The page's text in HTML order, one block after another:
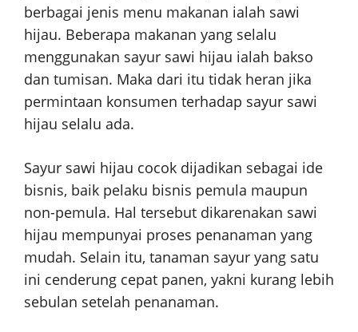
berbagai jenis menu makanan ialah sawi
hijau. Beberapa makanan yang selalu
menggunakan sayur sawi hijau ialah bakso
dan tumisan. Maka dari itu tidak heran jika
permintaan konsumen terhadap sayur sawi
hijau selalu ada.
Sayur sawi hijau cocok dijadikan sebagai ide
bisnis, baik pelaku bisnis pemula maupun
non-pemula. Hal tersebut dikarenakan sawi
hijau mempunyai proses penanaman yang
mudah. Selain itu, tanaman sayur yang satu
ini cenderung cepat panen, yakni kurang lebih
sebulan setelah penanaman.